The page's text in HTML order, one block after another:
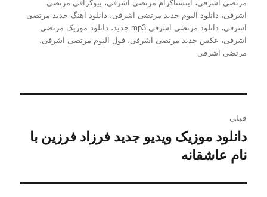
شده
در
مرتضی اشرفی، اینستاگرام مرتضی اشرفی، بیوگرافی مرتضی
اشرفی، دانلود آلبوم جدید مرتضی اشرفی، دانلود آهنگ جدید مرتضی
اشرفی، دانلود مرتضی اشرفی mp3 جدید ، دانلود موزیک مرتضی
اشرفی، عکس جدید مرتضی اشرفی،فول آلبوم مرتضی اشرفی،
مرتضی اشرفی
نوشته
قبلی
نوشته
قبلی:
دانلود موزیک ویدیو جدید فرزاد فرزین با
نام عاشقانه